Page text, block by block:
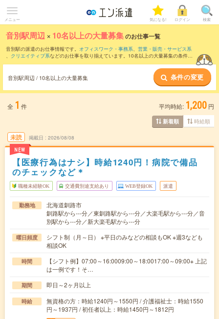
メニュー 気になる! ログイン 検索
音別駅周辺 × 10名以上の大量募集のお仕事一覧
音別駅の派遣のお仕事情報です。 オフィスワーク・事務系、 営業・販売・サービス系
、 クリエイティブ系などのお仕事を取り揃えています。10名以上の大量募集の条件の
音別駅周辺 / 10名以上の大量募集 条件の変更
全 1 件 平均時給: 1,200 円
新着順 時給順
未読
NEW
掲載日 2026/08/08
【医療行為はナシ】時給1240円！病院で備品
のチェックなど＊
職種未経験OK 交通費別途支給あり WEB登録OK 派遣
勤務地
北海道釧路市
釧路駅から---分／東釧路駅から---分／大楽毛駅から---分／音
別駅から---分／新大楽毛駅から---分
曜日頻度
シフト制（月～日） ※平日のみなどの相談もOK ※週3なども
相談OK
時間
【シフト例】07:00～16:0009:00～18:0017:00～09:00※ 上記
は一例です！そ…
期間 即日～2ヶ月以上
時給
無資格の方：時給1240円～1550円 / 介護福祉士：時給1550
円～1937円 / 初任者以上：時給1450円～1812円